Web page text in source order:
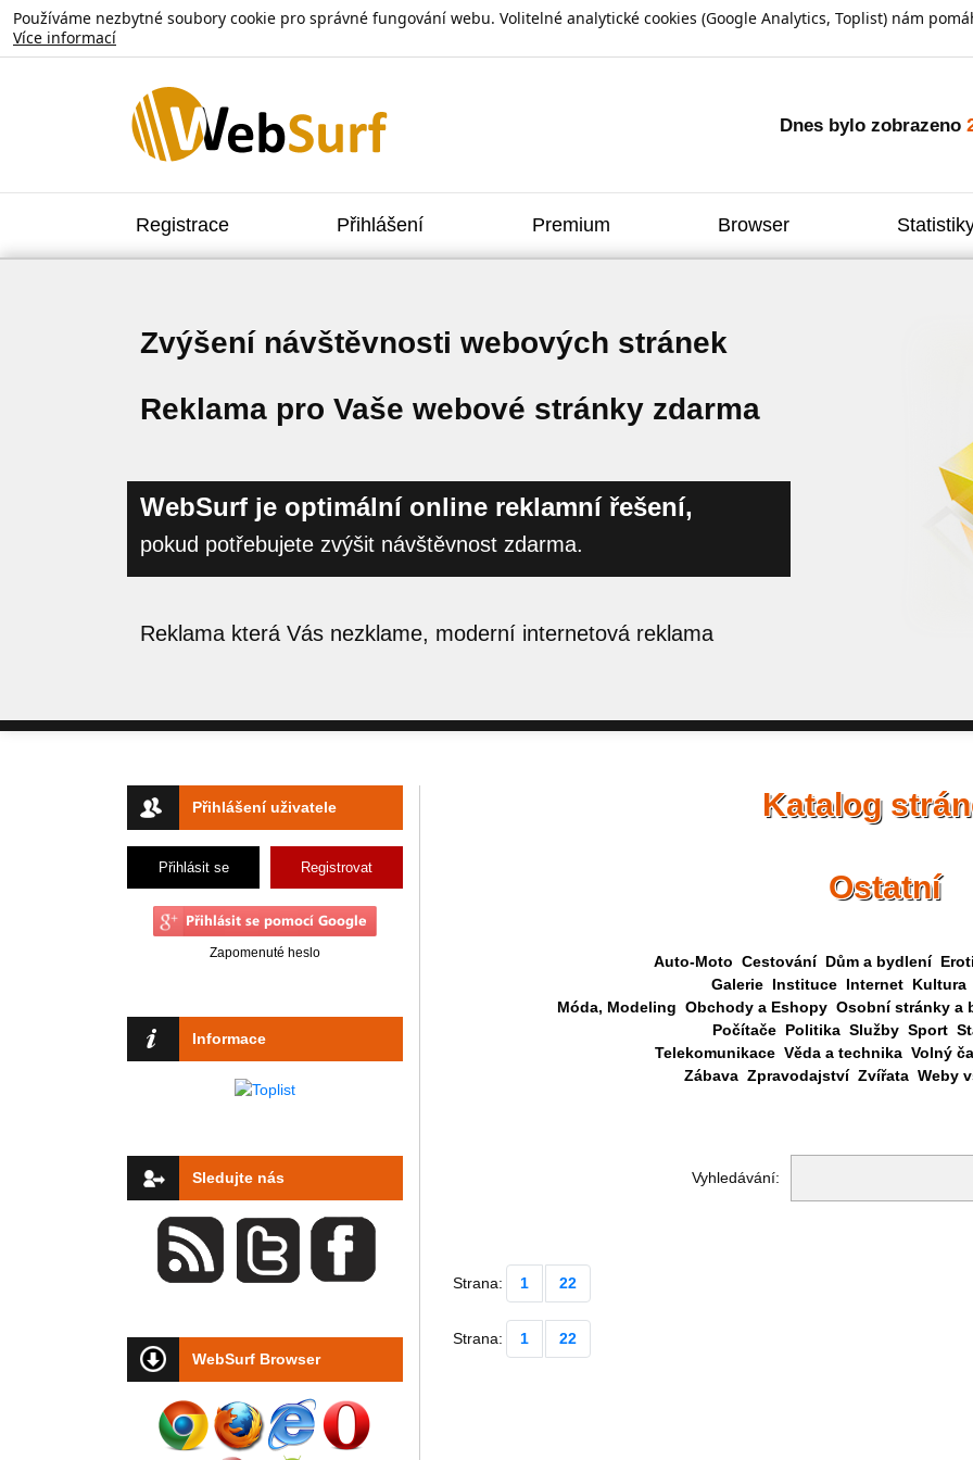
Používáme nezbytné soubory cookie pro správné fungování webu. Volitelné analytické cookies (Google Analytics, Toplist) nám
Více informací
Dnes bylo zobrazeno
Registrace Přihlášení Premium Browser
Zvýšení návštěvnosti webových stránek
Reklama pro Vaše webové stránky zdarma
WebSurf je optimální online reklamní řešení,
pokud potřebujete zvýšit návštěvnost zdarma.
Reklama která Vás nezklame, moderní internetová reklama
Přihlášení uživatele
Přihlásit se Registrovat
Zapomenuté heslo
Informace
Sledujte nás
WebSurf Browser
Katalog
Ostatní
Auto-Moto Cestování Dům a bydlení
Galerie Instituce Internet Kultura
Móda, Modeling Obchody a Eshopy Osobní stránky a
Počítače Politika Služby Sport
Telekomunikace Věda a technika Volný
Zábava Zpravodajství Zvířata Weby
Vyhledávání:
Strana: 1 22
Strana: 1 22